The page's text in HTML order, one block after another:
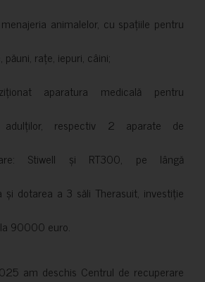
animalelor, cu spațiile pentru
păuni, rațe, iepuri, câini;
aparatura medicală pentru
adulților, respectiv 2 aparate de
Stiwell și RT300, pe lângă
și dotarea a 3 săli Therasuit, investiție
90000 euro.
am deschis Centrul de recuperare